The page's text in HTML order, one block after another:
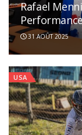
Rafael
31 AOÛT 2025
USA